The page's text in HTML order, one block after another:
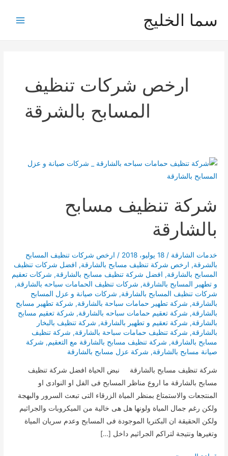
سما الخليج
ارخص شركات تنظيف
المسابح بالشرقة
شركة تنظيف مسابح
بالشارقة
خدمات الشارقة /18 يوليو، 2018 / ارخص شركات تنظيف المسابح
بالشرقة, ارخص شركة تنظيف مسابح بالشارقة, افضل شركات تنظيف
المسابح بالشارقة, افضل شركة تنظيف مسابح بالشارقة, شركات تعقيم
و تطهير المسابح بالشارقة, شركات تنظيف الحمامات سباحه بالشارقة,
شركات تنظيف المسابح بالشارقة, شركات صيانة و عزل المسابح
بالشارقة, شركة تطهير حمامات سباحة بالشارقة, شركة تطهير مسابح
بالشارقة, شركة تعقيم حمامات سباحه بالشارقة, شركة تعقيم مسابح
بالشارقة, شركة تعقيم و تطهير بالشارقة, شركة تنظيف بالبخار
بالشارقة, شركة تنظيف حمامات سباحة بالشارقة, شركة تنظيف
مسابح بالشارقة, شركة تنظيف مسابح بالشارقة مع التعقيم, شركة
صيانة مسابح بالشارقة, شركة عزل مسابح بالشارقة
شركة تنظيف مسابح بالشارقة نبض الحياة افضل شركة تنظيف
مسابح بالشارقة ما اروع مناظر المسابح فى الفل او النوادى او
المنتجعات والاستمتاع بمنظر المياة الزرقاء التى تبعث السرور والبهجة
ولكن رغم جمال المياة ولونها هل هى خالية من الميكروبات والجراثيم
ولكن الحقيقة ان البكتريا الموجودة فى المسابح وعدم سريان المياة
وتغيرها ونتيجة لتراكم الجراثيم داخل […]